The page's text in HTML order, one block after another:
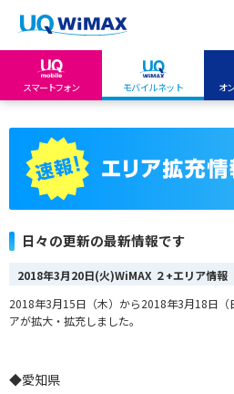
スマートフォン モバイルネット オ
My UQ mobile
UQ mobile
UQ WiMAX
UQ WiMAX
日々の更新の最新情報です
2018年3月20日(火)WiMAX ２+エリア情報
2018年3月15日（木）から2018年3月18日（
アが拡大・拡充しました。
◆愛知県